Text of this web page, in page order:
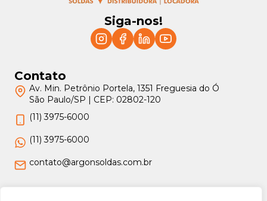
Siga-nos!
Contato
Av. Min. Petrônio Portela, 1351 Freguesia do Ó
São Paulo/SP | CEP: 02802-120
(11) 3975-6000
(11) 3975-6000
contato@argonsoldas.com.br